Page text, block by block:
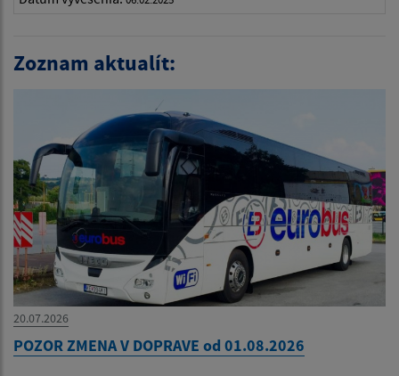
Zoznam aktualít:
20.07.2026
POZOR ZMENA V DOPRAVE od 01.08.2026